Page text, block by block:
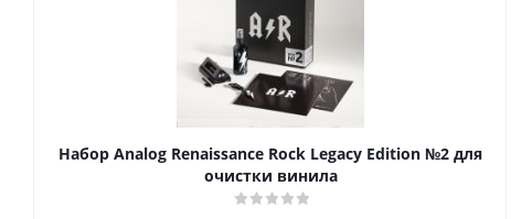
Набор Analog Renaissance Rock Legacy Edition №2 для
очистки винила